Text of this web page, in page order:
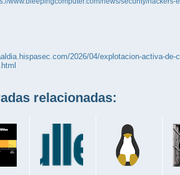
2026/04/explotacion-activa-
relacionadas: